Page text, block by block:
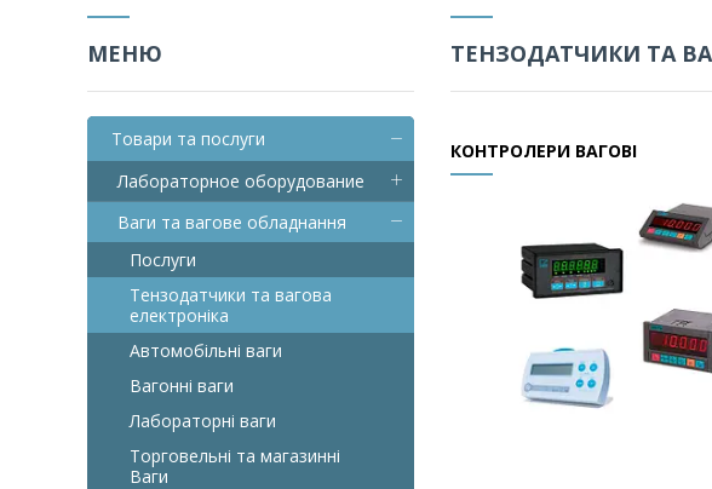
ТЕНЗОДАТЧИКИ ТА
КОНТРОЛЕРИ ВАГОВІ
Товари та послуги
Лабораторное оборудование
Ваги та вагове обладнання
Послуги
Тензодатчики та вагова
електроніка
Автомобільні ваги
Вагонні ваги
Лабораторні ваги
Торговельні та магазинні
Ваги